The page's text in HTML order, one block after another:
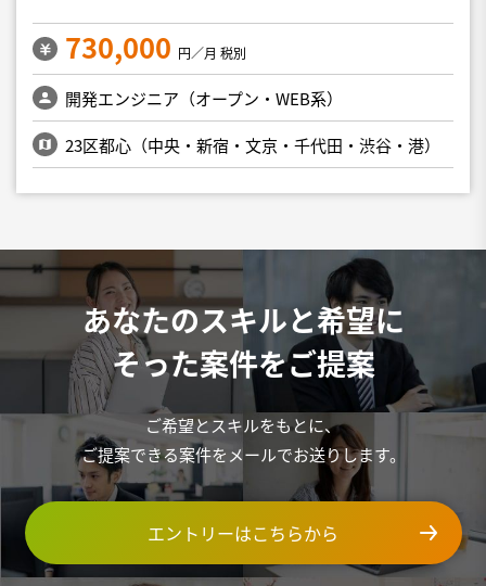
730,000 円／月 税別
開発エンジニア（オープン・WEB系）
23区都心（中央・新宿・文京・千代田・渋谷・港）
あなたのスキルと希望に
そった案件をご提案
ご希望とスキルをもとに、
ご提案できる案件をメールでお送りします。
エントリーはこちらから